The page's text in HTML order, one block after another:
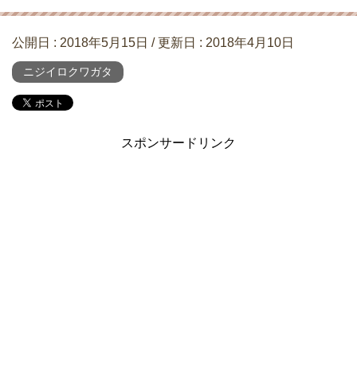
公開日 : 2018年5月15日 / 更新日 : 2018年4月10日
ニジイロクワガタ
スポンサードリンク